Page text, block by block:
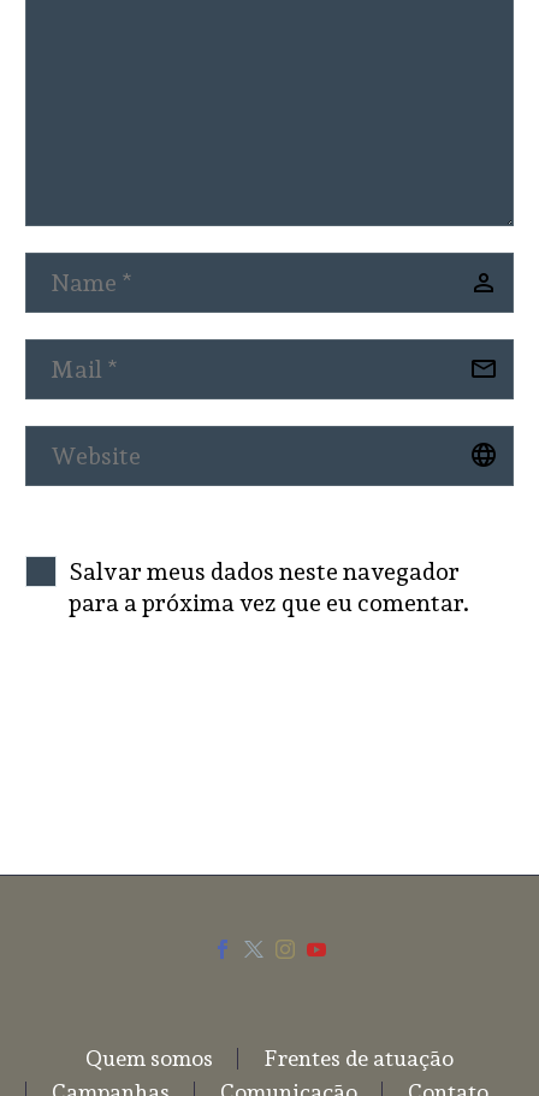
Salvar meus dados neste navegador
para a próxima vez que eu comentar.
Quem somos
Frentes de atuação